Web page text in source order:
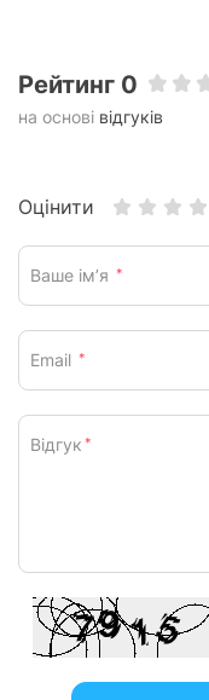
Рейтинг 0
на основі відгуків
Оцінити
Ваше ім’я *
Email *
Відгук *